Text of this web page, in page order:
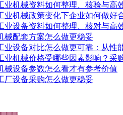
业机械资料如何整理、核验与高
业机械政策变化下企业如何做好
业设备资料如何整理、核对与高
械配套方案怎么做更稳妥
业设备对比怎么做更可靠：从性
业机械价格受哪些因素影响？采
械设备参数怎么看才有参考价值
厂设备采购怎么做更稳妥